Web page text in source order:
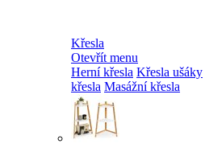
Křesla
Otevřít menu
Herní křesla Křesla ušáky
křesla Masážní křesla